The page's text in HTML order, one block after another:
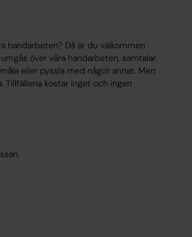
Då är du välkommen
över våra handarbeten, samtalar
eller pyssla med något annat. Men
kostar inget och ingen